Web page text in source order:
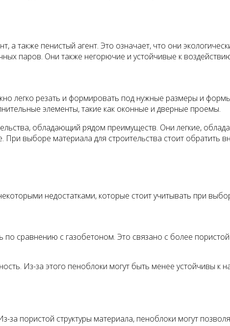
а также пенистый агент. Это означает, что они
паров. Они также негорючие и устойчивые к
легко резать и формировать под нужные размеры и
элементы, такие как оконные и дверные проемы.
обладающий рядом преимуществ. Они легкие,
выборе материала для строительства стоит обратить
недостатками, которые стоит учитывать при
сравнению с газобетоном. Это связано с более пористой
Из-за этого пеноблоки могут быть менее устойчивы к
пористой структуры материала, пеноблоки могут